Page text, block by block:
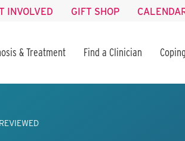
INVOLVED GIFT SHOP
& Treatment Find a Clinician